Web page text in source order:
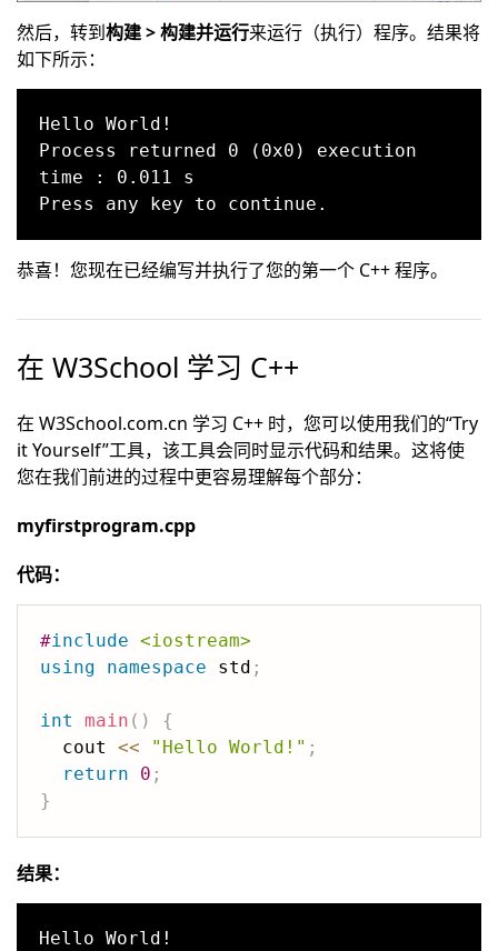
然后，转到构建 > 构建并运行来运行（执行）程序。结果将
如下所示：
Hello World!
Process returned 0 (0x0) execution
time : 0.011 s
恭喜！您现在已经编写并执行了您的第一个 C++ 程序。
在 W3School 学习 C++
在 W3School.com.cn 学习 C++ 时，您可以使用我们的“Try
it Yourself”工具，该工具会同时显示代码和结果。这将使
您在我们前进的过程中更容易理解每个部分：
myfirstprogram.cpp
代码：
#include <iostream>
using
namespace std ;
int main ( )
{
  cout
<< "Hello World!" ;
return
0 ;
}
结果：